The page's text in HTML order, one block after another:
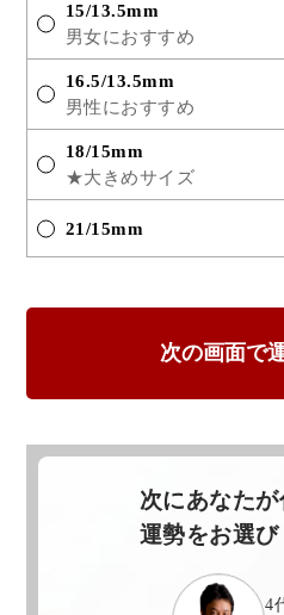
15/13.5mm
男女におすすめ
16.5/13.5mm
男性におすすめ
18/15mm
★大きめサイズ
21/15mm
次にあなた
運勢をお選び
4